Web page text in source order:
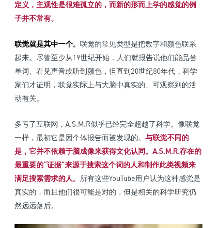
定义，主观性是很难孤立的，而新的形而上学的感觉的例
子并不常有。
联觉就是其中一个。 联觉的常见类型是把数字和颜色联系
起来。尽管至少从19世纪开始，人们就报告说他们能品尝
单词、看见声音或听到颜色，但直到20世纪80年代，科学
家们才证明，联觉实际上与大脑中真实的、可观察到的活
动有关。
多亏了互联网，A.S.M.R似乎已经完全超越了科学。像联觉
一样，最初它是因个体报告而被发现的。 与联觉不同的
是，它并不依赖于脑成像来获得文化认同。 A.S.M.R.存在的
最重要的“证据”来源于搜索这个词的人和制作此类视频来
满足搜索需求的人。
所有这些YouTube用户认为这种感觉是
真实的，而且他们很可能是对的，但是相关的科学研究仍
然远远落后。